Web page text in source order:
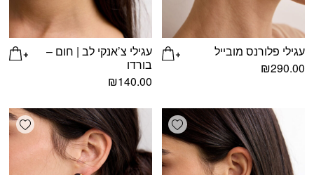
עגילי פלורנס מובייל
₪290.00
עגילי צ’אנקי לב | חום –
בורדו
₪140.00
Add wishlist